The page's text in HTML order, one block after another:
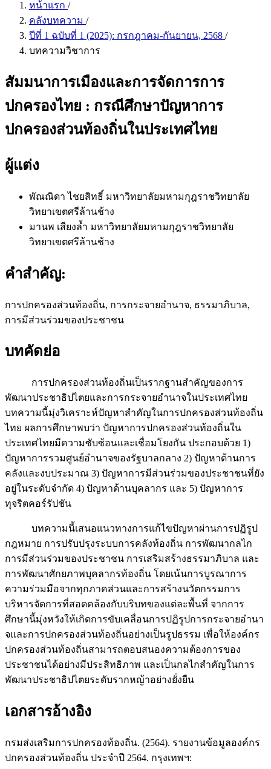
หน้าแรก /
คลังบทความ /
ปีที่ 1 ฉบับที่ 1 (2025): กรกฎาคม-กันยายน, 2568 /
บทความวิชาการ
สัมมนาการเมืองและการจัดการการ
ปกครองไทย : กรณีศึกษาปัญหาการ
ปกครองส่วนท้องถิ่นในประเทศไทย
ผู้แต่ง
พัณณิดา ไชยสิทธิ์ มหาวิทยาลัยมหามกุฎราชวิทยาลัย
วิทยาเขตศรีล้านช้าง
มานพ เสียงล้ำ มหาวิทยาลัยมหามกุฎราชวิทยาลัย
วิทยาเขตศรีล้านช้าง
คำสำคัญ:
การปกครองส่วนท้องถิ่น, การกระจายอำนาจ, ธรรมาภิบาล,
การมีส่วนร่วมของประชาชน
บทคัดย่อ
การปกครองส่วนท้องถิ่นเป็นรากฐานสำคัญของการ
พัฒนาประชาธิปไตยและการกระจายอำนาจในประเทศไทย
บทความนี้มุ่งวิเคราะห์ปัญหาสำคัญในการปกครองส่วนท้องถิ่น
ไทย ผลการศึกษาพบว่า ปัญหาการปกครองส่วนท้องถิ่นใน
ประเทศไทยมีความซับซ้อนและเชื่อมโยงกัน ประกอบด้วย 1)
ปัญหาการรวมศูนย์อำนาจของรัฐบาลกลาง 2) ปัญหาด้านการ
คลังและงบประมาณ 3) ปัญหาการมีส่วนร่วมของประชาชนที่ยัง
อยู่ในระดับจำกัด 4) ปัญหาด้านบุคลากร และ 5) ปัญหาการ
ทุจริตคอร์รัปชัน
บทความนี้เสนอแนวทางการแก้ไขปัญหาผ่านการปฏิรูป
กฎหมาย การปรับปรุงระบบการคลังท้องถิ่น การพัฒนากลไก
การมีส่วนร่วมของประชาชน การเสริมสร้างธรรมาภิบาล และ
การพัฒนาศักยภาพบุคลากรท้องถิ่น โดยเน้นการบูรณาการ
ความร่วมมือจากทุกภาคส่วนและการสร้างนวัตกรรมการ
บริหารจัดการที่สอดคล้องกับบริบทของแต่ละพื้นที่ จากการ
ศึกษานี้มุ่งหวังให้เกิดการขับเคลื่อนการปฏิรูปการกระจายอำนา
จและการปกครองส่วนท้องถิ่นอย่างเป็นรูปธรรม เพื่อให้องค์กร
ปกครองส่วนท้องถิ่นสามารถตอบสนองความต้องการของ
ประชาชนได้อย่างมีประสิทธิภาพ และเป็นกลไกสำคัญในการ
พัฒนาประชาธิปไตยระดับรากหญ้าอย่างยั่งยืน
เอกสารอ้างอิง
กรมส่งเสริมการปกครองท้องถิ่น. (2564). รายงานข้อมูลองค์กร
ปกครองส่วนท้องถิ่น ประจำปี 2564. กรุงเทพฯ: